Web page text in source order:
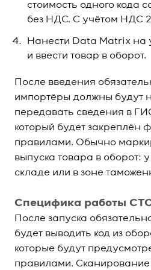
стоимость одного кода
без НДС. С учётом НДС
Нанести Data Matrix на
и ввести товар в оборот.
После введения
импортёры должны будут
передавать сведения в
который будет закреплён
правилами. Обычно
выпуска товара в оборот:
складе или в зоне
Специфика работы СТО
После запуска
будет выводить код из
которые будут
правилами.